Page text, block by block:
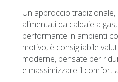
Un approccio
alimentati da caldaie a
performante in ambienti
motivo, è consigliabile
moderne, pensate per
e massimizzare il comfort